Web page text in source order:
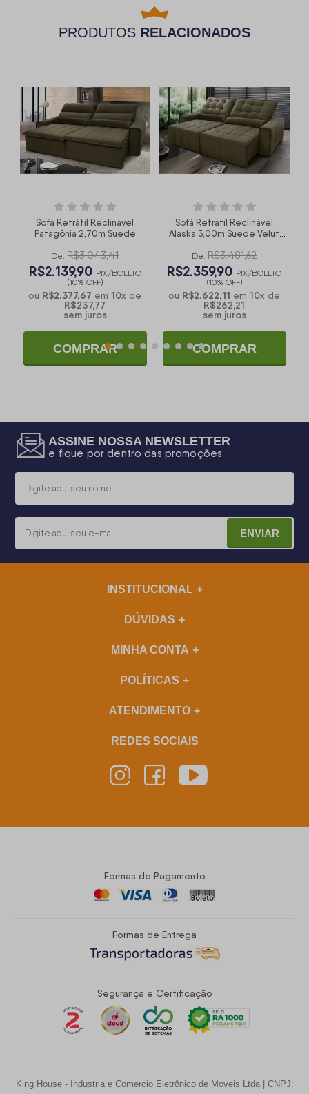
PRODUTOS RELACIONADOS
Sofá Retrátil Reclinável
Patagônia 2,70m Suede
Assento - King House
De: R$3.043,41
R$2.139,90 PIX/BOLETO
(10% OFF)
ou R$2.377,67 em10x de
R$237,77
sem juros
COMPRAR
Sofá Retrátil Reclinável
Alaska 3,00m Suede Velut
King House
De: R$3.481,62
R$2.359,90 PIX/BOLETO
(10% OFF)
ou R$2.622,11 em10x de
R$262,21
sem juros
COMPRAR
ASSINE NOSSA NEWSLETTER
e fique por dentro das promoções
ENVIAR
INSTITUCIONAL
DÚVIDAS
MINHA CONTA
POLÍTICAS
ATENDIMENTO
REDES SOCIAIS
Formas de Pagamento
Formas de Entrega
Segurança e Certificação
King House - Industria e Comercio Eletrônico de Moveis Ltda | CNPJ: